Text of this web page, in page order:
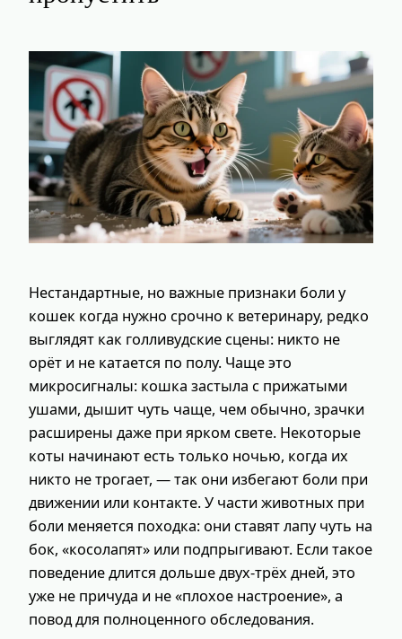
Нестандартные, но важные признаки боли у
кошек когда нужно срочно к ветеринару, редко
выглядят как голливудские сцены: никто не
орёт и не катается по полу. Чаще это
микросигналы: кошка застыла с прижатыми
ушами, дышит чуть чаще, чем обычно, зрачки
расширены даже при ярком свете. Некоторые
коты начинают есть только ночью, когда их
никто не трогает, — так они избегают боли при
движении или контакте. У части животных при
боли меняется походка: они ставят лапу чуть на
бок, «косолапят» или подпрыгивают. Если такое
поведение длится дольше двух‑трёх дней, это
уже не причуда и не «плохое настроение», а
повод для полноценного обследования.